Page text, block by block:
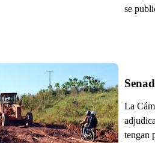
se
La
tengan